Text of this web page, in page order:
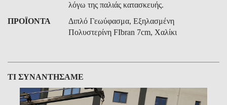
λόγω της παλιάς κατασκευής.
ΠΡΟΪΟΝΤΑ
Διπλό Γεωύφασμα, Εξηλασμένη
Πολυστερίνη FIbran 7cm, Χαλίκι
ΤΙ ΣΥΝΑΝΤΗΣΑΜΕ